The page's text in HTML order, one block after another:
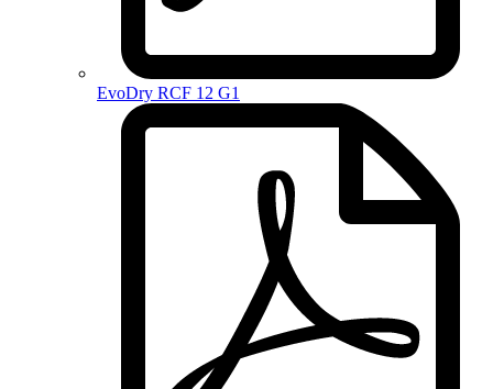
EvoDry RCF 12 G1